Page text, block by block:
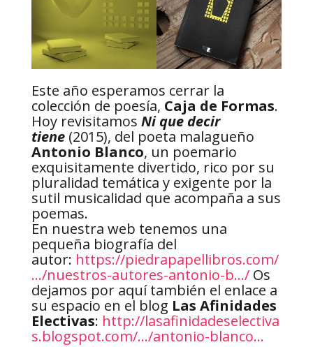
Este año esperamos cerrar la
colección de poesía, Caja de Formas.
Hoy revisitamos Ni que decir
tiene(2015), del poeta malagueño
Antonio Blanco, un poemario
exquisitamente divertido, rico por su
pluralidad temática y exigente por la
sutil musicalidad que acompaña a sus
poemas.
En nuestra web tenemos una
pequeña biografía del
autor: https://piedrapapellibros.com/
…/nuestros-autores-antonio-b…/Os
dejamos por aquí también el enlace a
su espacio en el blog Las Afinidades
Electivas: http://lasafinidadeselectiva
s.blogspot.com/…/antonio-blanco…